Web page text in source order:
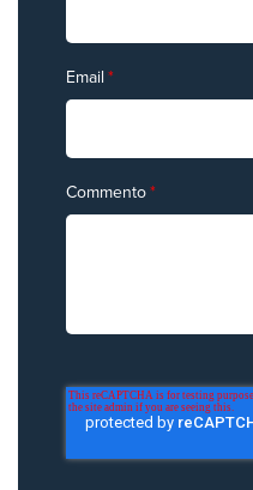
Email *
Commento*